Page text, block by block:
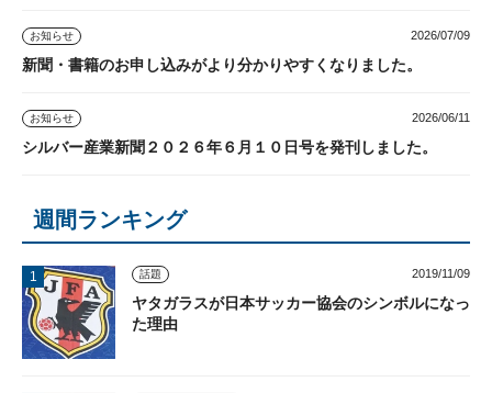
お知らせ 2026/07/09
新聞・書籍のお申し込みがより分かりやすくなりました。
お知らせ 2026/06/11
シルバー産業新聞２０２６年６月１０日号を発刊しました。
週間ランキング
話題 2019/11/09
ヤタガラスが日本サッカー協会のシンボルになっ
た理由